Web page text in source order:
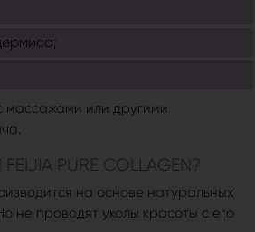
или другими
PURE COLLAGEN?
на основе натуральных
не проводят уколы красоты с его